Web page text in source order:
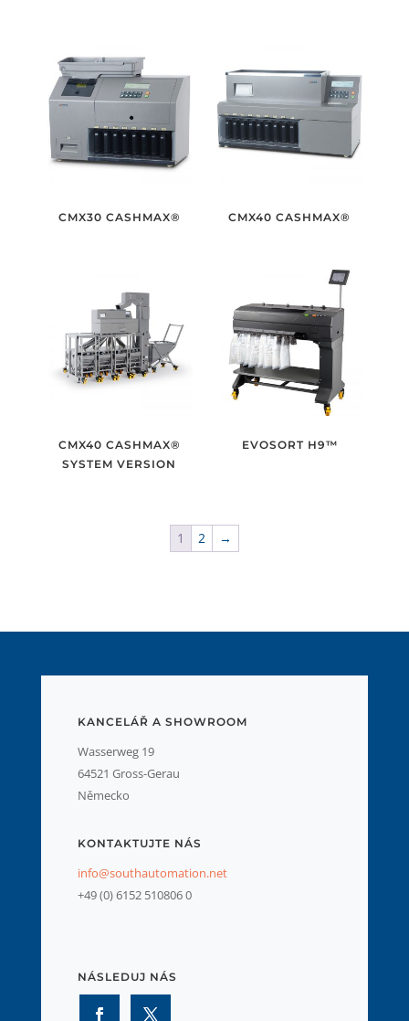
CMX30 CASHMAX® CMX40 CASHMAX®
CMX40 CASHMAX®
SYSTEM VERSION
EVOSORT H9™
1 2 →
KANCELÁŘ A SHOWROOM
Wasserweg 19
64521 Gross-Gerau
Německo
KONTAKTUJTE NÁS
info@southautomation.net
+49 (0) 6152 510806 0
NÁSLEDUJ NÁS